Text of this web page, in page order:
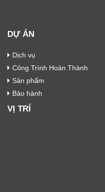
DỰ ÁN
Dịch vụ
Công Trình Hoàn Thành
Sản phẩm
Bảo hành
VỊ TRÍ